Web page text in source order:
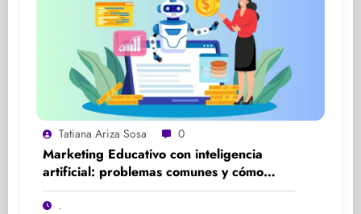
Tatiana Ariza Sosa 0
Marketing Educativo con inteligencia
artificial: problemas comunes y cómo
solucionarlos
.